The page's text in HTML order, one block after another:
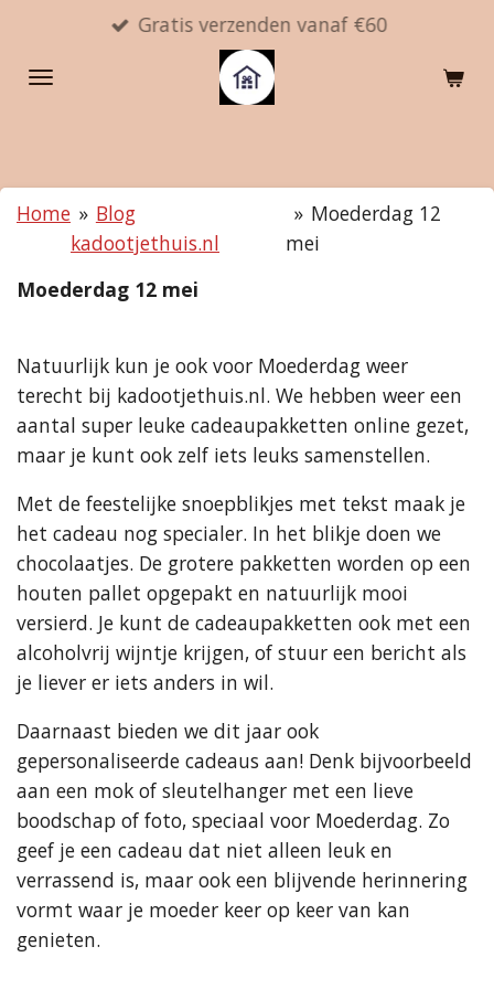
naar
Gratis verzenden vanaf €60
Home » Blog
kadootjethuis.nl
» Moederdag 12
mei
Moederdag 12 mei
Natuurlijk kun je ook voor Moederdag weer
terecht bij kadootjethuis.nl. We hebben weer een
aantal super leuke cadeaupakketten online gezet,
maar je kunt ook zelf iets leuks samenstellen.
Met de feestelijke snoepblikjes met tekst maak je
het cadeau nog specialer. In het blikje doen we
chocolaatjes. De grotere pakketten worden op een
houten pallet opgepakt en natuurlijk mooi
versierd. Je kunt de cadeaupakketten ook met een
alcoholvrij wijntje krijgen, of stuur een bericht als
je liever er iets anders in wil.
Daarnaast bieden we dit jaar ook
gepersonaliseerde cadeaus aan! Denk bijvoorbeeld
aan een mok of sleutelhanger met een lieve
boodschap of foto, speciaal voor Moederdag. Zo
geef je een cadeau dat niet alleen leuk en
verrassend is, maar ook een blijvende herinnering
vormt waar je moeder keer op keer van kan
genieten.